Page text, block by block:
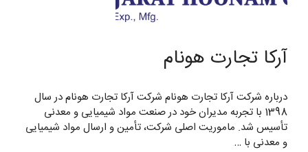
آرکا تجارت هونام
درباره شرکت آرکا تجارت هونام شرکت آرکا تجارت هونام در سال
1398 با تجربه مدیران خود در صنعت مواد شیمیایی و معدنی
تأسیس شد. ماموریت اصلی شرکت، تأمین و ارسال مواد شیمیایی
و معدنی با …